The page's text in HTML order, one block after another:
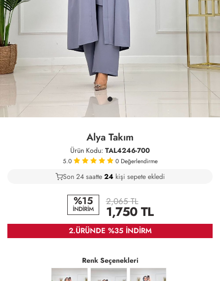
Alya Takım
Ürün Kodu: TAL4246-700
5.0 0 Değerlendirme
21
Son 24 saatte26kişi sepete ekledi
6
%15
İNDİRİM
2,065 TL
1,750TL
2.ÜRÜNDE %35 İNDİRM
Renk Seçenekleri